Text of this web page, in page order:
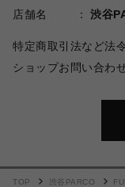
店舗名
渋谷
特定商取引法など法
ショップお問い合わ
TOP 渋谷PARCO